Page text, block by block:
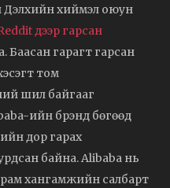
Дэлхийн хиймэл оюун
дээр гарсан
Баасан гарагт гарсан
том
шил байгааг
ийн брэнд бөгөөд
дор гарах
байна. Alibaba нь
хангамжийн салбарт